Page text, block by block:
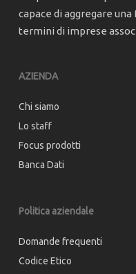
capace di aggregare
termini di imprese
AZIENDA
Chi siamo
Lo staff
Focus prodotti
Banca Dati
Politica aziendale
Domande frequenti
Codice Etico